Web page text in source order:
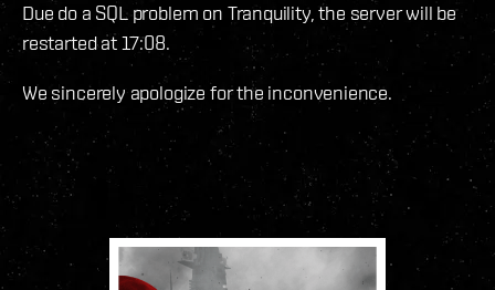
Due do a SQL problem on Tranquility, the server will be
restarted at 17:08.
We sincerely apologize for the inconvenience.